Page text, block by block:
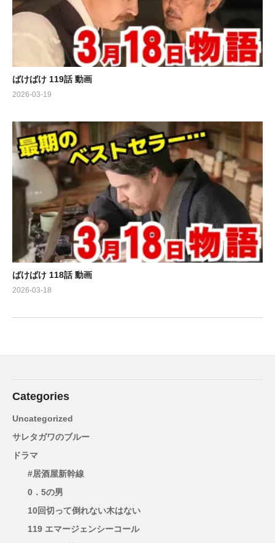
ばけばけ 119話 動画
2026-03-19
ばけばけ 118話 動画
2026-03-18
Categories
Uncategorized
サレタガワのブルー
ドラマ
#居酒屋新幹線
0．5の男
10回切って倒れない木はない
119 エマージェンシーコール